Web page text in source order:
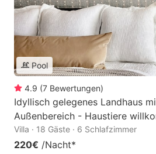
Pool
4.9 (7 Bewertungen)
Idyllisch gelegenes Landhaus
Außenbereich - Haustiere
Villa · 18 Gäste · 6 Schlafzimmer
220€ /Nacht*